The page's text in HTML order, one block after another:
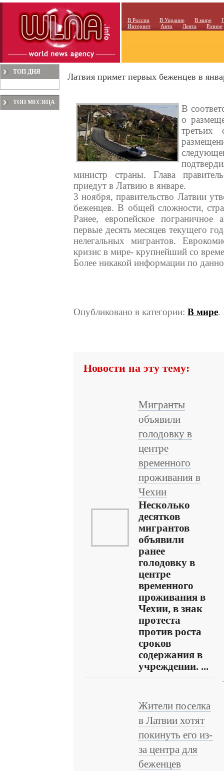
В России В Украине В мире
Интернет
Авто Лента Разное
ТОП ДНЯ
ТОП МЕСЯЦА
Латвия примет первых беженцев в
В
о
третьих
министр страны. Глава
приедут в Латвию в январе.
3 ноября, правительство Латвии
беженцев. В общей сложности,
Ранее, европейское пограничное
первые десять месяцев текущего
нелегальных мигрантов.
кризис в мире- крупнейший со
Более никакой информации по
Опубликовано в категории: В мире.
Новости на эту тему:
Мигранты
объявили
голодовку в
центре
временного
проживания в
Чехии
Несколько
десятков
мигрантов
объявили
ранее
голодовку в
центре
временного
проживания в
Чехии, в знак
протеста
против роста
сроков
содержания в
учреждении. ...
Жители поселка
в Латвии хотят
покинуть его из-
за центра для
беженцев